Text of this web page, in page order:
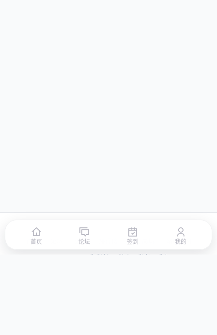
首页 签到 积分商城 站点地图
© 2026 LLBBS 乐乐论坛 · 独立开发者阿乐出品
首页 论坛 签到 我的